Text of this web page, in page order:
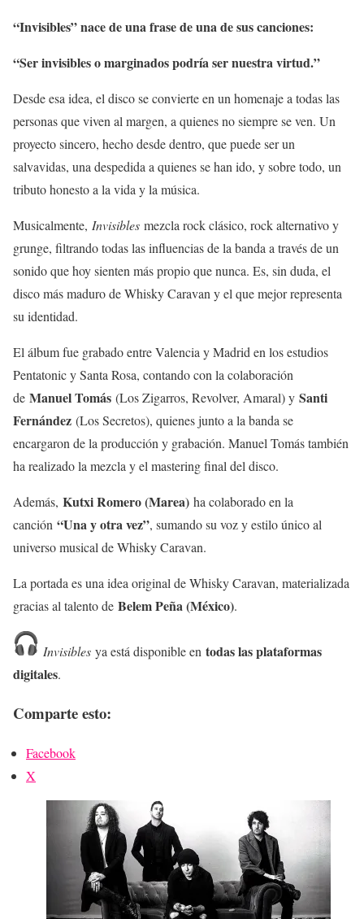
“Invisibles” nace de una frase de una de sus canciones:
“Ser invisibles o marginados podría ser nuestra virtud.”
Desde esa idea, el disco se convierte en un homenaje a todas las
personas que viven al margen, a quienes no siempre se ven. Un
proyecto sincero, hecho desde dentro, que puede ser un
salvavidas, una despedida a quienes se han ido, y sobre todo, un
tributo honesto a la vida y la música.
Musicalmente, Invisibles mezcla rock clásico, rock alternativo y
grunge, filtrando todas las influencias de la banda a través de un
sonido que hoy sienten más propio que nunca. Es, sin duda, el
disco más maduro de Whisky Caravan y el que mejor representa
su identidad.
El álbum fue grabado entre Valencia y Madrid en los estudios
Pentatonic y Santa Rosa, contando con la colaboración
de Manuel Tomás (Los Zigarros, Revolver, Amaral) y Santi
Fernández (Los Secretos), quienes junto a la banda se
encargaron de la producción y grabación. Manuel Tomás también
ha realizado la mezcla y el mastering final del disco.
Además, Kutxi Romero (Marea) ha colaborado en la
canción “Una y otra vez”, sumando su voz y estilo único al
universo musical de Whisky Caravan.
La portada es una idea original de Whisky Caravan, materializada
gracias al talento de Belem Peña (México).
Invisibles ya está disponible en todas las plataformas
digitales.
Comparte esto:
Facebook
X